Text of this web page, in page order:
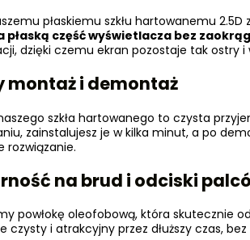
płaskiemu szkłu hartowanemu
płaską część wyświetlacza bez
dzięki czemu ekran pozostaje tak ostry i
montaż i demontaż
szkła hartowanego to czysta
zainstalujesz je w kilka minut, a po
rozwiązanie.
na brud i odciski
powłokę oleofobową, która skutecznie
czysty i atrakcyjny przez dłuższy czas,